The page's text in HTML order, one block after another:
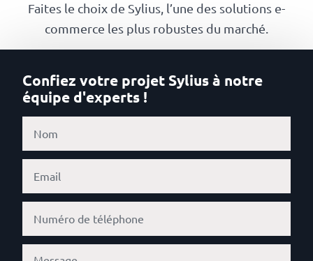
Nos
clients
La
coopérative
On
recrute
Simulateur
de
Faites le choix de Sylius, l’une des solutions e-
commerce les plus robustes du marché.
Confiez votre projet Sylius à notre
équipe d'experts !